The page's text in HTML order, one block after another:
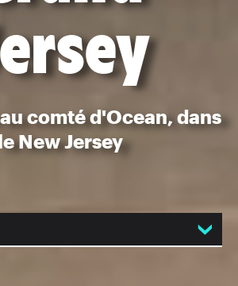
comté d'Ocean, dans
New Jersey